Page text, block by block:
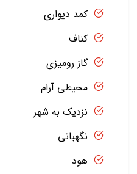
کمد دیواری
کناف
گاز رومیزی
محیطی آرام
نزدیک به شهر
نگهبانی
هود